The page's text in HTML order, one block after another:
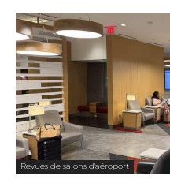
Revues de salons d'aéroport